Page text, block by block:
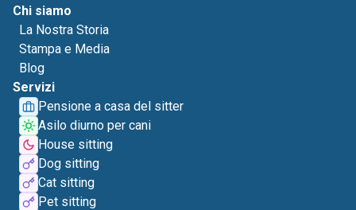
Chi siamo
La Nostra Storia
Stampa e Media
Blog
Servizi
Pensione a casa del sitter
Asilo diurno per cani
House sitting
Dog sitting
Cat sitting
Pet sitting